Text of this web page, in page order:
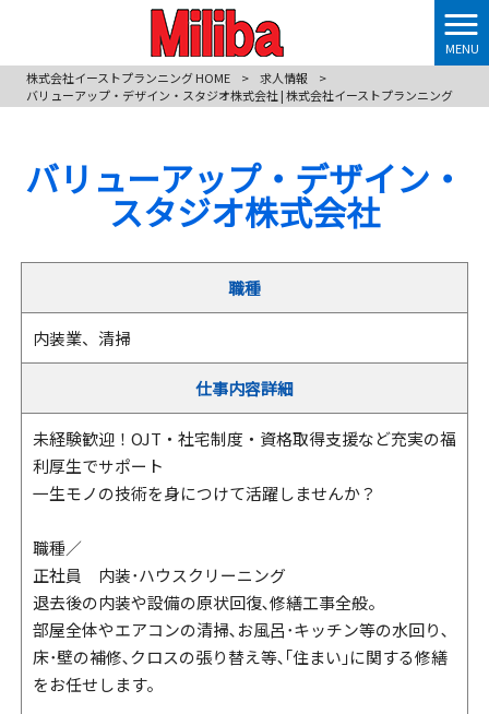
MENU
株式会社イーストプランニング HOME
> 求人情報
>
バリューアップ・デザイン・スタジオ株式会社 | 株式会社イーストプランニング
バリューアップ・デザイン・
スタジオ株式会社
職種
内装業、清掃
仕事内容詳細
未経験歓迎！OJT・社宅制度・資格取得支援など充実の福
利厚生でサポート
一生モノの技術を身につけて活躍しませんか？
職種／
正社員 内装･ハウスクリーニング
退去後の内装や設備の原状回復､修繕工事全般。
部屋全体やエアコンの清掃､お風呂･キッチン等の水回り､
床･壁の補修､クロスの張り替え等､｢住まい｣に関する修繕
をお任せします。